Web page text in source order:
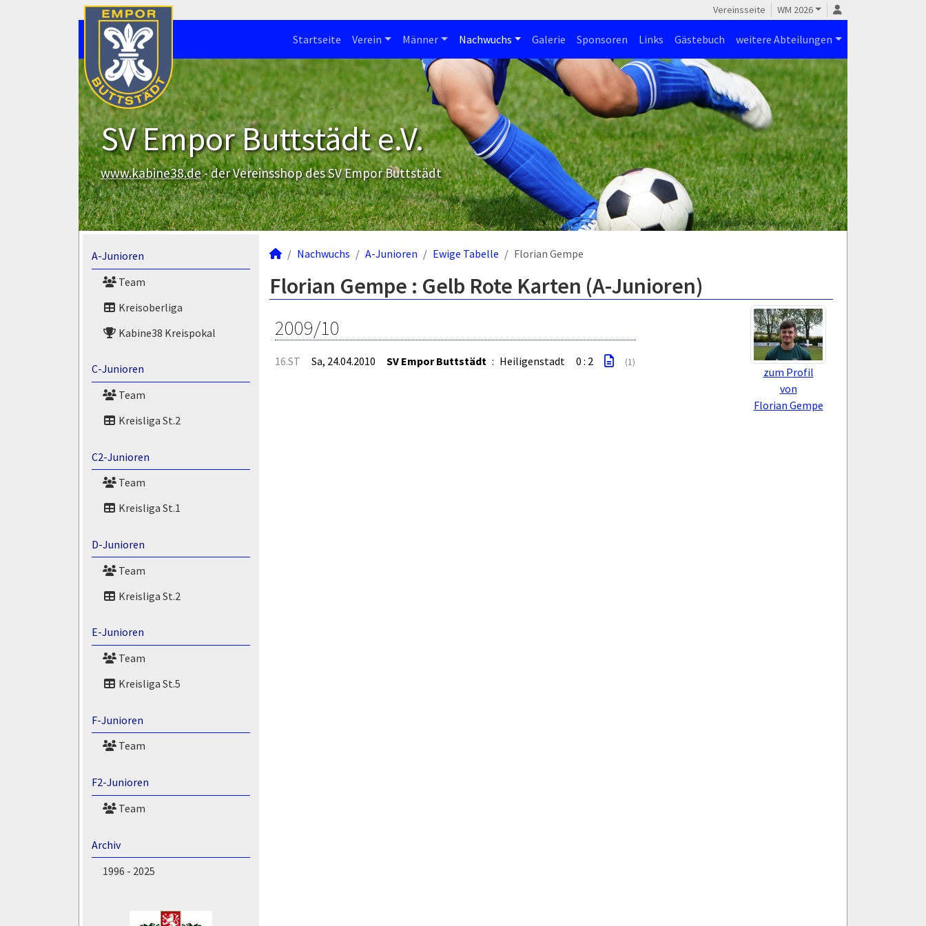
Vereinsseite WM 2026
Startseite Verein Männer Nachwuchs Galerie Sponsoren Links Gästebuch weitere Abteilungen
SV Empor Buttstädt e.V.
www.kabine38.de- der Vereinsshop des SV Empor Buttstädt
A-Junioren
Team
Kreisoberliga
Kabine38 Kreispokal
C-Junioren
Team
Kreisliga St.2
C2-Junioren
Team
Kreisliga St.1
D-Junioren
Team
Kreisliga St.2
E-Junioren
Team
Kreisliga St.5
F-Junioren
Team
F2-Junioren
Team
Archiv
1996 - 2025
Nachwuchs A-Junioren Ewige Tabelle Florian Gempe
Florian Gempe : Gelb Rote Karten (A-Junioren)
zum Profil
von
Florian Gempe
2009/10
16.ST Sa, 24.04.2010 SV Empor Buttstädt : Heiligenstadt 0 : 2 (1)